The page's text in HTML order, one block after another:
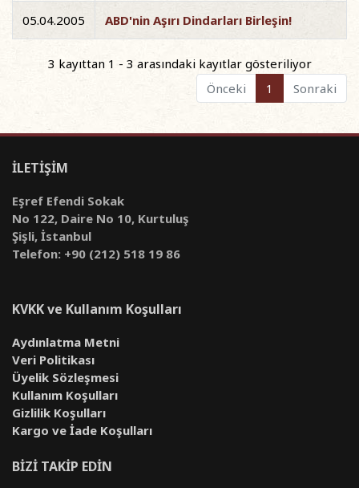
05.04.2005 ABD'nin Aşırı Dindarları Birleşin!
3 kayıttan 1 - 3 arasındaki kayıtlar gösteriliyor
Önceki
1 Sonraki
İLETİŞİM
Eşref Efendi Sokak
No 122, Daire No 10, Kurtuluş
Şişli, İstanbul
Telefon: +90 (212) 518 19 86
KVKK ve Kullanım Koşulları
Aydınlatma Metni
Veri Politikası
Üyelik Sözleşmesi
Kullanım Koşulları
Gizlilik Koşulları
Kargo ve İade Koşulları
BİZİ TAKİP EDİN